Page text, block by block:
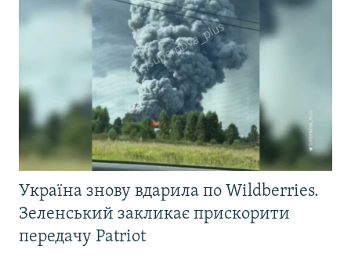
Україна знову вдарила по Wildberries.
Зеленський закликає прискорити
передачу Patriot